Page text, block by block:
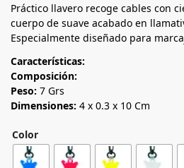
Práctico llavero recoge cables con
cuerpo de suave acabado en
Especialmente diseñado para
Características:
Composición:
Peso: 7 Grs
Dimensiones: 4 x 0.3 x 10 Cm
Color